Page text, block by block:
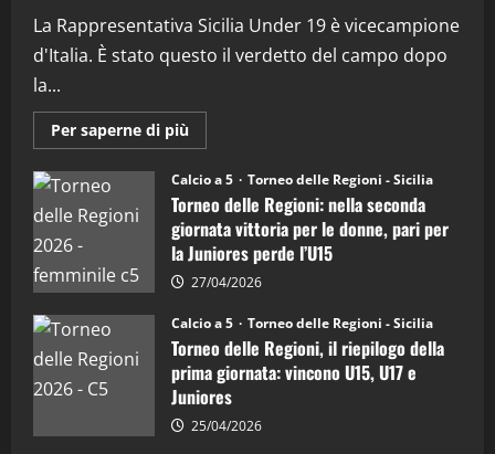
3 21/04/2026
4
(Martedi 14 Aprile 2026)
5
"SportEmpire" in Podcast
“SportEmpire” in Podcast: 26^ Puntata
(Martedi 07 Aprile 2026)
La Rappresentativa Sicilia Under 19 è vicecampione
d'Italia. È stato questo il verdetto del campo dopo
la...
Per saperne di più
informazioni
Torneo
delle
Regioni
di
calcio
a
5:
la
Juniores
è
vicecampione
d’Italia
Calcio a 5 Torneo delle Regioni - Sicilia
Torneo delle Regioni: nella seconda
giornata vittoria per le donne, pari per
la Juniores perde l’U15
27/04/2026
Calcio a 5 Torneo delle Regioni - Sicilia
Torneo delle Regioni, il riepilogo della
prima giornata: vincono U15, U17 e
Juniores
25/04/2026